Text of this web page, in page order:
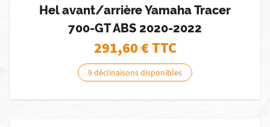
Hel avant/arrière Yamaha Tracer
700-GT ABS 2020-2022
291,60€ TTC
9 déclinaisons disponibles